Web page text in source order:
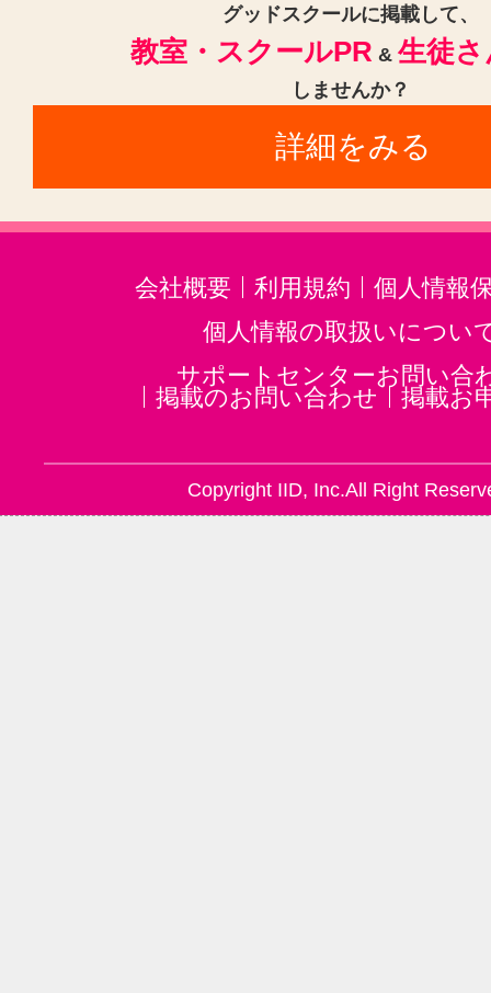
グッドスクールに掲載して、
教室・スクールPR & 生徒
しませんか？
詳細をみる
会社概要 利用規約
個人情報
個人情報の取扱いについ
サポートセンターお問い合
掲載のお問い合わせ
掲載お
Copyright IID, Inc.All Right